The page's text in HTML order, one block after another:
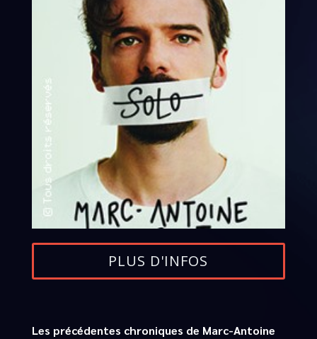
PLUS D'INFOS
Les précédentes chroniques de Marc-Antoine